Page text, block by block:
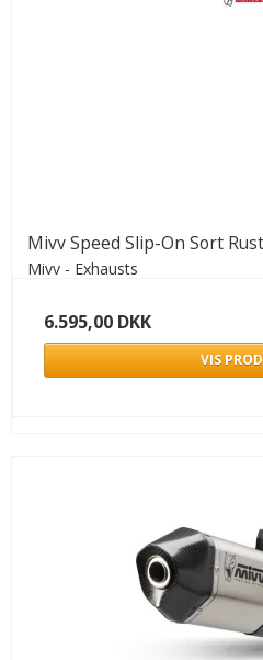
Mivv Speed Slip-On Sort
Mivv - Exhausts
6.595,00 DKK
VIS